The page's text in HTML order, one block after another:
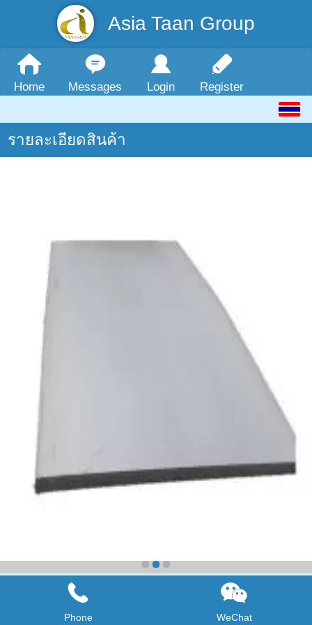
Asia Taan Group
Home Messages Login Register
รายละเอียดสินค้า
HCR CRC Steel sheet
Phone WeChat